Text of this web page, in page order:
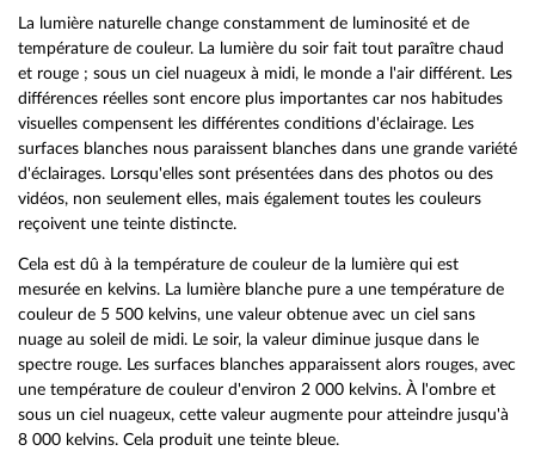
La lumière naturelle change constamment de luminosité et de
température de couleur. La lumière du soir fait tout paraître chaud
et rouge ; sous un ciel nuageux à midi, le monde a l'air différent. Les
différences réelles sont encore plus importantes car nos habitudes
visuelles compensent les différentes conditions d'éclairage. Les
surfaces blanches nous paraissent blanches dans une grande variété
d'éclairages. Lorsqu'elles sont présentées dans des photos ou des
vidéos, non seulement elles, mais également toutes les couleurs
reçoivent une teinte distincte.
Cela est dû à la température de couleur de la lumière qui est
mesurée en kelvins. La lumière blanche pure a une température de
couleur de 5 500 kelvins, une valeur obtenue avec un ciel sans
nuage au soleil de midi. Le soir, la valeur diminue jusque dans le
spectre rouge. Les surfaces blanches apparaissent alors rouges, avec
une température de couleur d'environ 2 000 kelvins. À l'ombre et
sous un ciel nuageux, cette valeur augmente pour atteindre jusqu'à
8 000 kelvins. Cela produit une teinte bleue.